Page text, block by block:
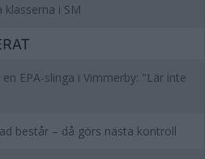
klasserna i SM
EPA-slinga i Vimmerby: "Lär inte
består – då görs nästa kontroll